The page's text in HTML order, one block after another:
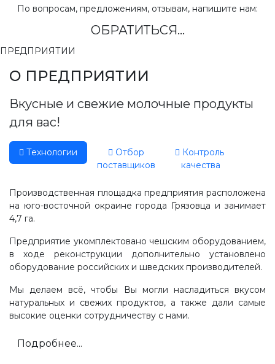
Приемная:(81755) 2-16-38
Отдел продаж:(81755) 2-18-62
(81755) 2-10-14
Контакты отделов
По вопросам, предложениям, отзывам, напишите нам:
ОБРАТИТЬСЯ...
ПРЕДПРИЯТИИ
О ПРЕДПРИЯТИИ
Вкусные и свежие молочные продукты
для вас!
Технологии
Отбор
поставщиков
Контроль
качества
Производственная площадка предприятия расположена
на юго-восточной окраине города Грязовца и занимает
4,7 га.
Предприятие укомплектовано чешским оборудованием,
в ходе реконструкции дополнительно установлено
оборудование российских и шведских производителей.
Мы делаем всё, чтобы Вы могли насладиться вкусом
натуральных и свежих продуктов, а также дали самые
высокие оценки сотрудничеству с нами.
Подробнее...